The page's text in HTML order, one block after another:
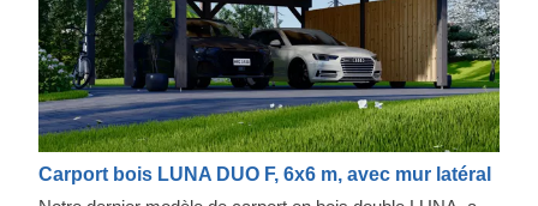
Carport bois LUNA DUO F, 6x6 m, avec mur latéral